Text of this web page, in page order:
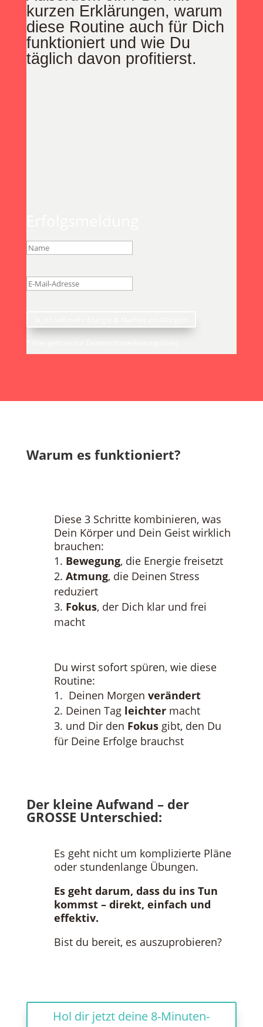
kurzen Erklärungen, warum
diese Routine auch für Dich
funktioniert und wie Du
täglich davon profitierst.
Warum es funktioniert?
Diese 3 Schritte kombinieren, was
Dein Körper und Dein Geist wirklich
brauchen:
Bewegung, die Energie freisetzt
Atmung, die Deinen Stress
reduziert
Fokus, der Dich klar und frei
macht
Du wirst sofort spüren, wie diese
Routine:
Deinen Morgen verändert
Deinen Tag leichtermacht
und Dir den Fokusgibt, den Du
für Deine Erfolge brauchst
Der kleine Aufwand – der
GROSSE Unterschied:
Es geht nicht um komplizierte Pläne
oder stundenlange Übungen.
Es geht darum, dass du ins Tun
kommst – direkt, einfach und
effektiv.
Bist du bereit, es auszuprobieren?
Hol dir jetzt deine 8-Minuten-